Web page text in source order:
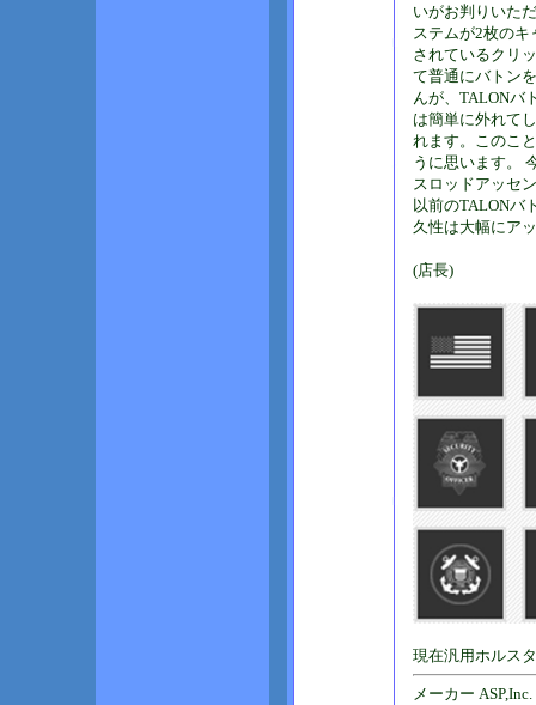
いがお判りいた
ステムが2枚の
されているクリ
て普通にバトン
んが、TALONバ
は簡単に外れて
れます。このこ
うに思います。
スロッドアッセ
以前のTALONバ
久性は大幅にア
(店長)
現在汎用ホルス
メーカー ASP,Inc.